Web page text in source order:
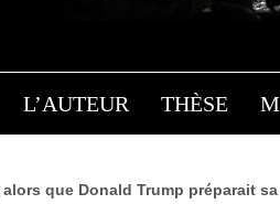
L’AUTEUR THÈSE
que Donald Trump préparait